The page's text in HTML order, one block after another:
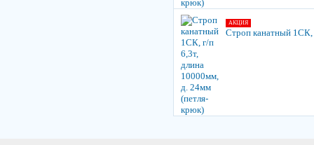
АКЦИЯ
Строп канатный 1СК,